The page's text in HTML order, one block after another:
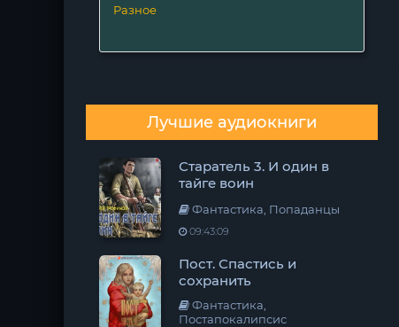
Разное
Лучшие аудиокниги
Старатель 3. И один в
тайге воин
Фантастика, Попаданцы
09:43:09
Пост. Спастись и
сохранить
Фантастика,
Постапокалипсис